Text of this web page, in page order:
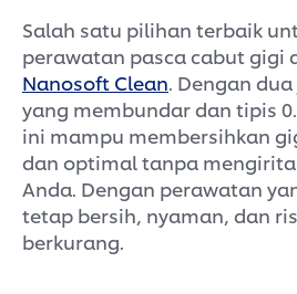
Salah satu pilihan terbaik
perawatan pasca cabut gigi
Nanosoft Clean . Dengan
yang membundar dan tipis
ini mampu membersihkan
dan optimal tanpa
Anda. Dengan perawatan
tetap bersih, nyaman, dan
berkurang.